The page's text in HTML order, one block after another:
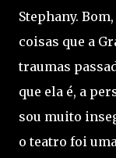
Stephany.
coisas que a
traumas
que ela é, a
sou muito
o teatro foi